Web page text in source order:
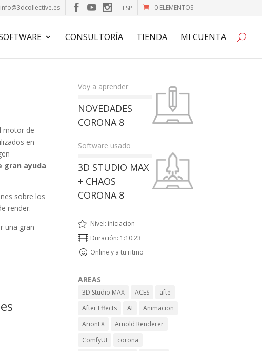
0 ELEMENTOS
ESP
info@3dcollective.es
CONSULTORÍA TIENDA MI CUENTA
motor de
en
gran ayuda
sobre los
render.
una gran
Voy a aprender
NOVEDADES
CORONA 8
Software usado
3D STUDIO MAX
+ CHAOS
CORONA 8
Nivel: iniciacion
Duración: 1:10:23
Online y a tu ritmo
AREAS
3D Studio MAX ACES
afte
After Effects
AI
Animacion
ArionFX
Arnold Renderer
ComfyUI
corona